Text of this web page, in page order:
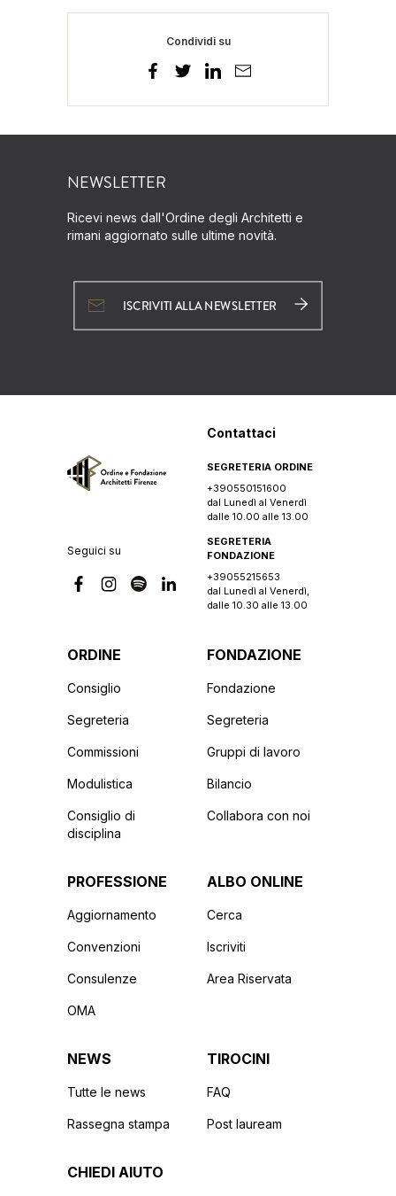
Condividi su
NEWSLETTER
Ricevi news dall'Ordine degli Architetti e
rimani aggiornato sulle ultime novità.
ISCRIVITI ALLA NEWSLETTER
Seguici su
Contattaci
SEGRETERIA ORDINE
+390550151600
dal Lunedì al Venerdì
dalle 10.00 alle 13.00
SEGRETERIA
FONDAZIONE
+39055215653
dal Lunedì al Venerdì,
dalle 10.30 alle 13.00
ORDINE
Consiglio
Segreteria
Commissioni
Modulistica
Consiglio di
disciplina
FONDAZIONE
Fondazione
Segreteria
Gruppi di lavoro
Bilancio
Collabora con noi
PROFESSIONE
Aggiornamento
Convenzioni
Consulenze
OMA
ALBO ONLINE
Cerca
Iscriviti
Area Riservata
NEWS
Tutte le news
Rassegna stampa
TIROCINI
FAQ
Post lauream
CHIEDI AIUTO